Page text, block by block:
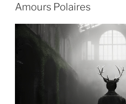
Amours Polaires